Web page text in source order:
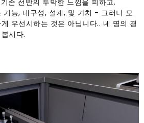
존 선반의 투박한 느낌을 피하고.
기능, 내구성, 설계, 및 가치 - 그러나 모
우선시하는 것은 아닙니다.. 네 명의 경
시다.